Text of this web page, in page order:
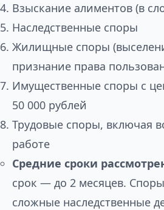
Взыскание алиментов (в
Наследственные споры
Жилищные споры
признание права
Имущественные споры с
50 000 рублей
Трудовые споры, включая
работе
Средние сроки
срок — до 2 месяцев.
сложные наследственные